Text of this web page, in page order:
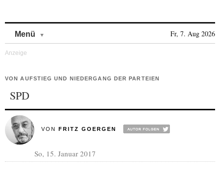
Menü Fr, 7. Aug 2026
VON AUFSTIEG UND NIEDERGANG DER PARTEIEN
SPD
VON FRITZ GOERGEN
So, 15. Januar 2017